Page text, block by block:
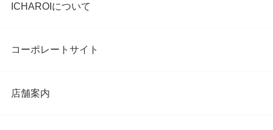
ICHAROIについて
コーポレートサイト
店舗案内